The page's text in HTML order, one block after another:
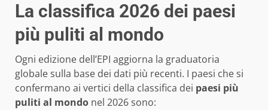
La classifica 2026 dei paesi
più puliti al mondo
Ogni edizione dell’EPI aggiorna la graduatoria
globale sulla base dei dati più recenti. I paesi che si
confermano ai vertici della classifica dei paesi più
puliti al mondo nel 2026 sono: